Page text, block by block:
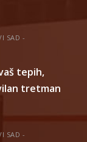
SAD -
tepih,
tretman
SAD -